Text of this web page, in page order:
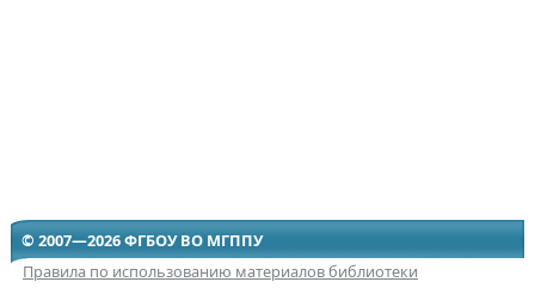
© 2007—2026 ФГБОУ ВО МГППУ
Правила по использованию материалов библиотеки